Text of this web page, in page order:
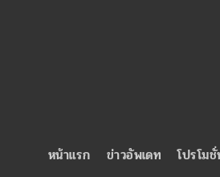
หน้าแรก ข่าวอัพเดท โปรโม